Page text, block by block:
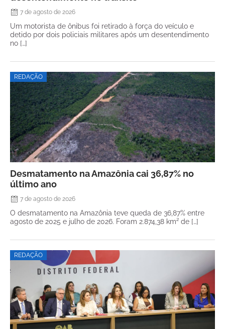
7 de agosto de 2026
Um motorista de ônibus foi retirado à força do veículo e
detido por dois policiais militares após um desentendimento
no […]
REDAÇÃO
Desmatamento na Amazônia cai 36,87% no
último ano
7 de agosto de 2026
O desmatamento na Amazônia teve queda de 36,87% entre
agosto de 2025 e julho de 2026. Foram 2.874,38 km² de […]
REDAÇÃO